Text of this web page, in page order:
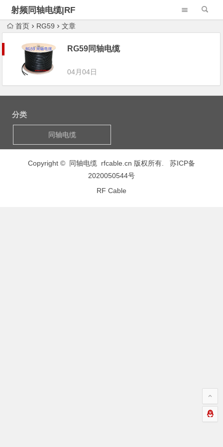
射频同轴电缆|RF
Cable Assembly
首页 RG59 文章
RG59同轴电缆
04月04日
分类
同轴电缆
Copyright © 同轴电缆 rfcable.cn 版权所有. 苏ICP备
2020050544号
RF Cable